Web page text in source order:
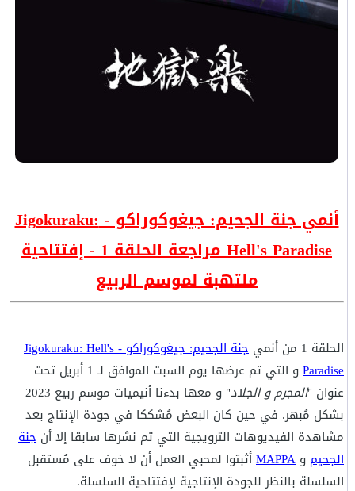
أنمي جنة الجحيم: جيغوكوراكو - Jigokuraku:
Hell's Paradise مراجعة الحلقة 1 - إفتتاحية
ملتهبة لموسم الربيع
الحلقة 1 من أنمي
جنة الجحيم: جيغوكوراكو - Jigokuraku: Hell's
Paradise
و التي تم عرضها يوم السبت الموافق لـ 1 أبريل تحت
عنوان "المجرم و الجلاد
" و معها بدءنا أنيميات موسم ربيع 2023
بشكل مُبهر. في حين كان البعض مُشككا في جودة الإنتاج بعد
مشاهدة الفيديوهات الترويجية التي تم نشرها سابقا إلا أن جنة
الجحيم و MAPPAأثبتوا لمحبي العمل أن لا خوف على مُستقبل
السلسلة بالنظر للجودة الإنتاجية لإفتتاحية السلسلة.